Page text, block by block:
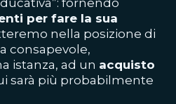
fornendo
per fare la sua
nella posizione di
consapevole,
istanza, ad un acquisto
sarà più probabilmente